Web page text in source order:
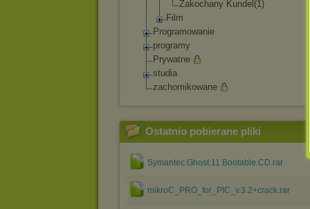
Zakochany Kundel(1)
Film
Programowanie
programy
Prywatne
studia
zachomikowane
Ostatnio pobierane pliki
Symantec.Ghost.11.Bootable.CD.rar
mikroC_PRO_for_PIC_v.3.2+crack.rar